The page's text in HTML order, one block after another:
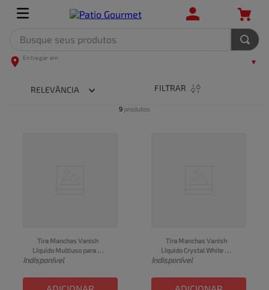
RELEVÂNCIA FILTRAR
9 produtos
Tira Manchas Vanish
Líquido Multiuso para
roupas coloridas
1,2L
Indisponível
Tira Manchas Vanish
Líquido Crystal White
para roupas brancas
1,2L
Indisponível
TERMOS MAIS BUSCADOS